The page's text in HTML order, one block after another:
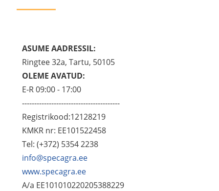
ASUME AADRESSIL:
Ringtee 32a, Tartu, 50105
OLEME AVATUD:
E-R 09:00 - 17:00
----------------------------------------
Registrikood:12128219
KMKR nr: EE101522458
Tel: (+372) 5354 2238
info@specagra.ee
www.specagra.ee
A/a EE101010220205388229